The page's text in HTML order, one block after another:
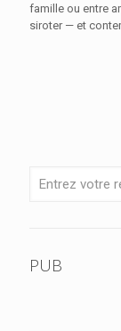
famille ou entre
siroter — et
PUB